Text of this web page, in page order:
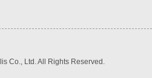
Co., Ltd. All Rights Reserved.